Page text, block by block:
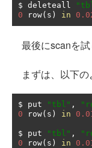
$ deleteall
0 row( s ) in
最後にscanを試
まずは、以下の
$ put "tbl" ,
0 row( s ) in
$ put "tbl" ,
0 row( s ) in